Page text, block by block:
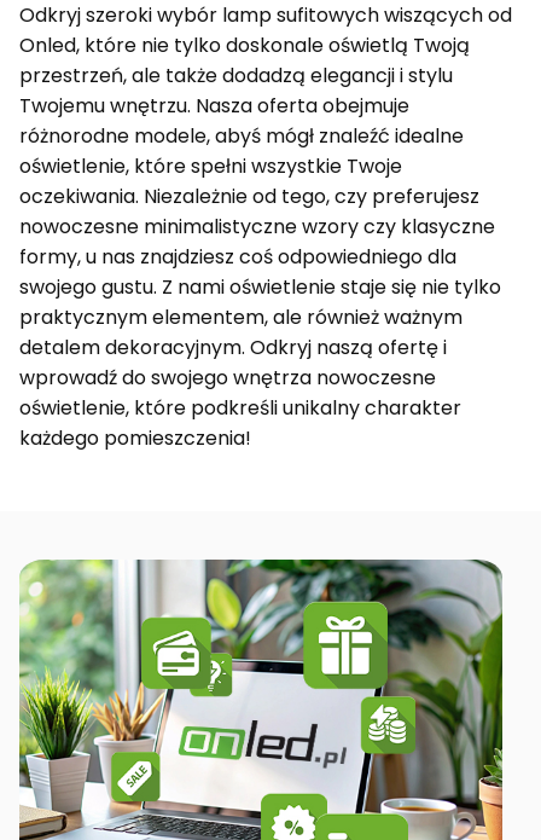
Odkryj szeroki wybór lamp sufitowych wiszących od
Onled, które nie tylko doskonale oświetlą Twoją
przestrzeń, ale także dodadzą elegancji i stylu
Twojemu wnętrzu. Nasza oferta obejmuje
różnorodne modele, abyś mógł znaleźć idealne
oświetlenie, które spełni wszystkie Twoje
oczekiwania. Niezależnie od tego, czy preferujesz
nowoczesne minimalistyczne wzory czy klasyczne
formy, u nas znajdziesz coś odpowiedniego dla
swojego gustu. Z nami oświetlenie staje się nie tylko
praktycznym elementem, ale również ważnym
detalem dekoracyjnym. Odkryj naszą ofertę i
wprowadź do swojego wnętrza nowoczesne
oświetlenie, które podkreśli unikalny charakter
każdego pomieszczenia!